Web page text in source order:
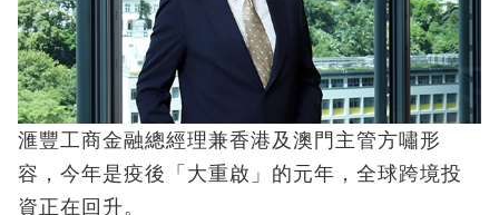
滙豐工商金融總經理兼香港及澳門主管方嘯形
容，今年是疫後「大重啟」的元年，全球跨境投
資正在回升。